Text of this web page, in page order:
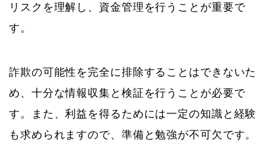
リスクを理解し、資金管理を行うことが重要で
す。
詐欺の可能性を完全に排除することはできないた
め、十分な情報収集と検証を行うことが必要で
す。また、利益を得るためには一定の知識と経験
も求められますので、準備と勉強が不可欠です。